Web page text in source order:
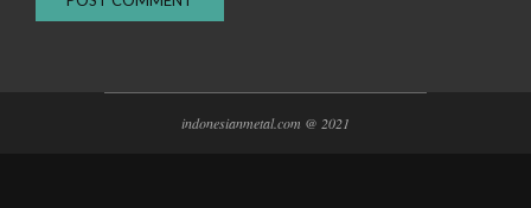
indonesianmetal.com @ 2021